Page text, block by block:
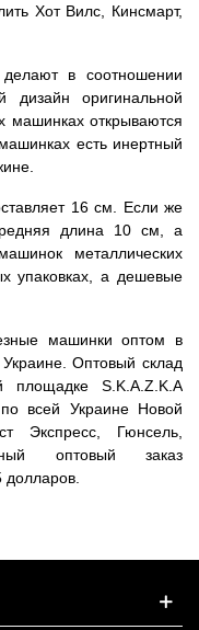
Хот Вилс, Кинсмарт,
в соотношении
дизайн оригинальной
машинках открываются
есть инертный
16 см. Если же
длина 10 см, а
металлических
упаковках, а дешевые
машинки оптом в
Оптовый склад
площадке S.K.A.Z.K.A
всей Украине Новой
Экспресс, Гюнсель,
оптовый заказ
долларов.